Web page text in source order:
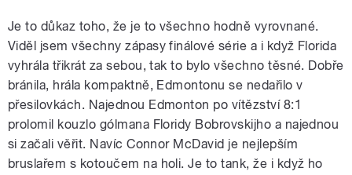
Je to důkaz toho, že je to všechno hodně vyrovnané.
Viděl jsem všechny zápasy finálové série a i když Florida
vyhrála třikrát za sebou, tak to bylo všechno těsné. Dobře
bránila, hrála kompaktně, Edmontonu se nedařilo v
přesilovkách. Najednou Edmonton po vítězství 8:1
prolomil kouzlo gólmana Floridy Bobrovskijho a najednou
si začali věřit. Navíc Connor McDavid je nejlepším
bruslařem s kotoučem na holi. Je to tank, že i když ho